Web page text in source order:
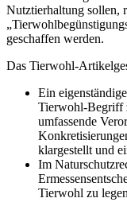
Nutztierhaltung sollen,
geschaffen werden.
Das Tierwohl-
Ein
Tierwohl-Begriff
umfassende
klargestellt und
Im
Tierwohl zu